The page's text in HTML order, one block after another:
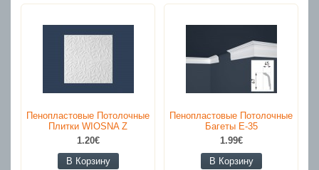
Пенопластовые Потолочные
Плитки WIOSNA Z
1.20€
В Корзину
Пенопластовые Потолочные
Багеты E-35
1.99€
В Корзину